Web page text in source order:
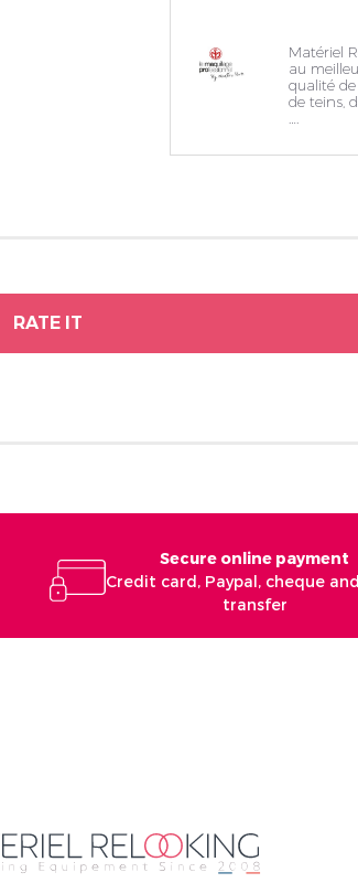
Matériel
au
qualité de
de teins,
RATE IT
Secure online payment
Credit card, Paypal, cheque
transfer